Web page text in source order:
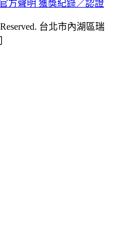
官方聲明 獲獎紀錄／認證
台北市內湖區瑞